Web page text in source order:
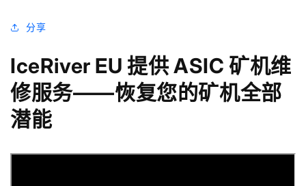
分享
IceRiver EU 提供 ASIC 矿机维
修服务——恢复您的矿机全部
潜能